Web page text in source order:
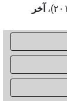
، آخر